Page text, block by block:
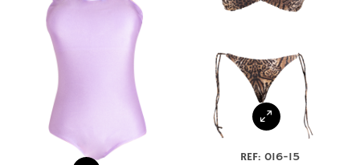
REF: 016-15